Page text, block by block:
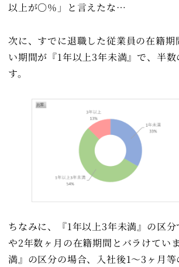
以上が〇％」と言えたな…
次に、すでに退職した従業員の在籍期
い期間が『1年以上3年未満』で、半
す。
ちなみに、『1年以上3年未満』の区分
や2年数ヶ月の在籍期間とバラけてい
満』の区分の場合、入社後1～3ヶ月等